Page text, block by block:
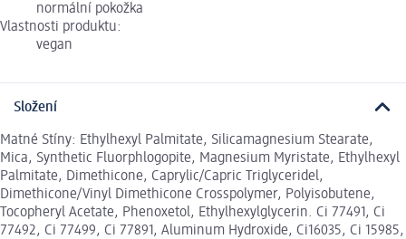
normální pokožka
Vlastnosti produktu:
vegan
Složení
Matné Stíny: Ethylhexyl Palmitate, Silicamagnesium Stearate,
Mica, Synthetic Fluorphlogopite, Magnesium Myristate, Ethylhexyl
Palmitate, Dimethicone, Caprylic/Capric Triglyceridel,
Dimethicone/Vinyl Dimethicone Crosspolymer, Polyisobutene,
Tocopheryl Acetate, Phenoxetol, Ethylhexylglycerin. Ci 77491, Ci
77492, Ci 77499, Ci 77891, Aluminum Hydroxide, Ci16035, Ci 15985,